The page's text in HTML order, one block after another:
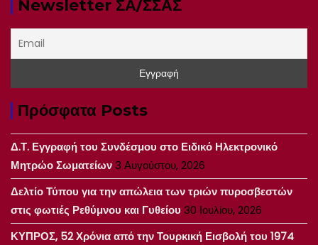
Newsletter ΣΑ/ΣΣΑΣ
Πρόσφατα Posts
Δ.Τ. Εγγραφή του Συνδέσμου στο Ειδικό Ηλεκτρονικό
Μητρώο Σωματείων3 Αυγούστου, 2026
Δελτίο Τύπου για την απώλεια των τριών πυροσβεστών
στις φωτιές Ρεθύμνου και Γυθείου 30 Ιουλίου, 2026
ΚΥΠΡΟΣ, 52 Χρόνια από την Τουρκική Εισβολή του 1974